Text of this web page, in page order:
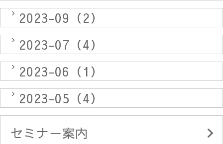
2023-09（2）
2023-07（4）
2023-06（1）
2023-05（4）
セミナー案内